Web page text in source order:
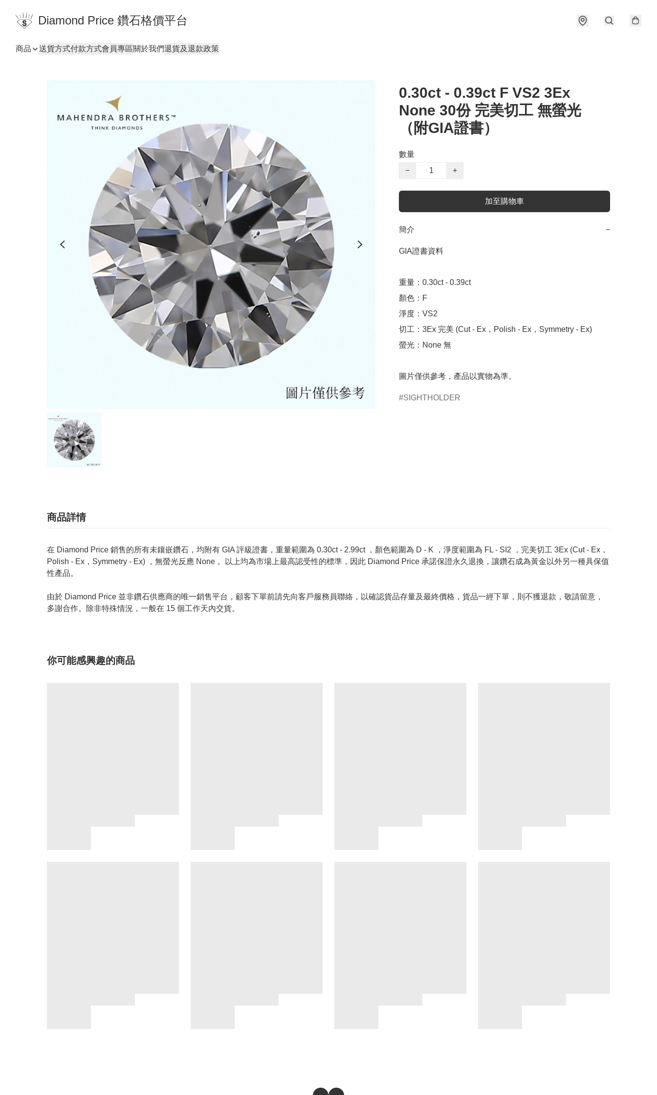
Diamond Price 鑽石格價平台
商品 送貨方式付款方式會員專區關於我們退貨及退款政策
0.30ct - 0.39ct F VS2 3Ex
None 30份 完美切工 無螢光
（附GIA證書）
數量
−
+
加至購物車
簡介 −
GIA證書資料
重量：0.30ct - 0.39ct
顏色：F
淨度：VS2
切工：3Ex 完美 (Cut - Ex，Polish - Ex，Symmetry - Ex)
螢光：None 無
圖片僅供參考，產品以實物為準。
SIGHTHOLDER
商品詳情
在 Diamond Price 銷售的所有未鑲嵌鑽石，均附有 GIA 評級證書，重量範圍為 0.30ct - 2.99ct ，顏色範圍為 D - K ，淨度範圍為 FL - SI2 ，完美切工 3Ex (Cut - Ex，
Polish - Ex，Symmetry - Ex) ，無螢光反應 None 。以上均為市場上最高認受性的標準，因此 Diamond Price 承諾保證永久退換，讓鑽石成為黃金以外另一種具保值
性產品。
由於 Diamond Price 並非鑽石供應商的唯一銷售平台，顧客下單前請先向客戶服務員聯絡，以確認貨品存量及最終價格，貨品一經下單，則不獲退款，敬請留意，
多謝合作。除非特殊情況，一般在 15 個工作天內交貨。
你可能感興趣的商品